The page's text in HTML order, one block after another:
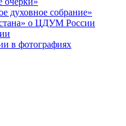
духовное собрание»
о ЦДУМ России
в фотографиях